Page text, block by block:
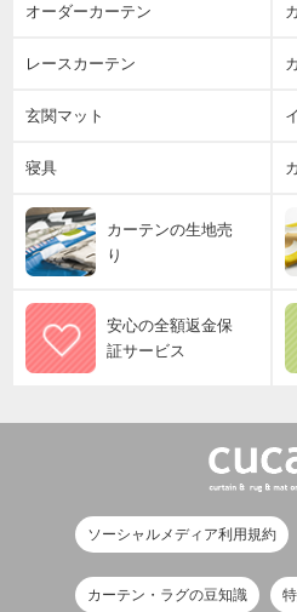
オーダーカーテン
レースカーテン
玄関マット
寝具
カーテンの生地売
り
安心の全額返金保
証サービス
ソーシャルメディア利用規約
カーテン・ラグの豆知識